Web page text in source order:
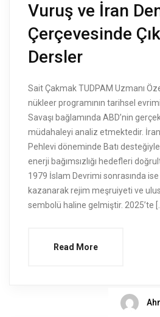
Vuruş ve İran
Çerçevesinde
Dersler
Sait Çakmak TUDPAM Uzmanı
nükleer programının tarihsel
Savaşı bağlamında ABD’nin
müdahaleyi analiz etmektedir.
Pehlevi döneminde Batı
enerji bağımsızlığı hedefleri
1979 İslam Devrimi sonrasında
kazanarak rejim meşruiyeti ve
sembolü haline gelmiştir. 2025’te
Read More